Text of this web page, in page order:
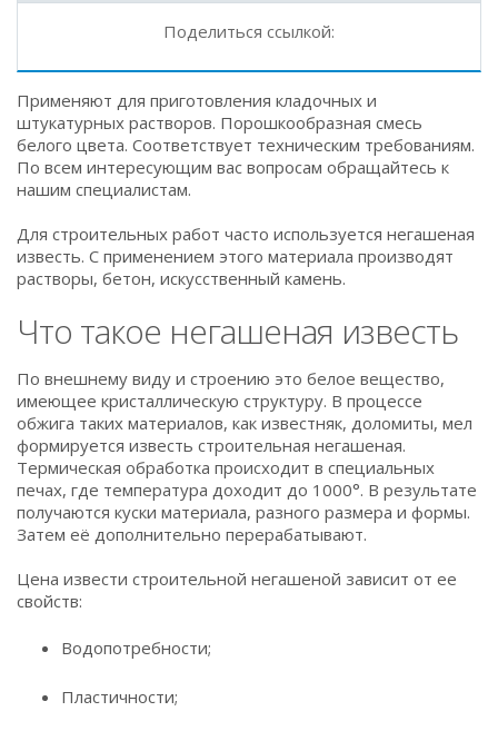
Поделиться ссылкой:
Применяют для приготовления кладочных и
штукатурных растворов. Порошкообразная смесь
белого цвета. Соответствует техническим требованиям.
По всем интересующим вас вопросам обращайтесь к
нашим специалистам.
Для строительных работ часто используется негашеная
известь. С применением этого материала производят
растворы, бетон, искусственный камень.
Что такое негашеная известь
По внешнему виду и строению это белое вещество,
имеющее кристаллическую структуру. В процессе
обжига таких материалов, как известняк, доломиты, мел
формируется известь строительная негашеная.
Термическая обработка происходит в специальных
печах, где температура доходит до 1000°. В результате
получаются куски материала, разного размера и формы.
Затем её дополнительно перерабатывают.
Цена извести строительной негашеной зависит от ее
свойств:
Водопотребности;
Пластичности;